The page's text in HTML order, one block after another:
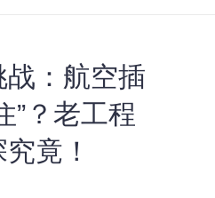
：航空插
”？老工程
竟！